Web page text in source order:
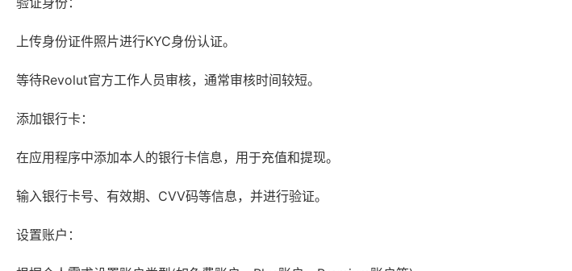
上传身份证件照片进行KYC身份认证。
等待Revolut官方工作人员审核，通常审核时间较短。
添加银行卡：
在应用程序中添加本人的银行卡信息，用于充值和提现。
输入银行卡号、有效期、CVV码等信息，并进行验证。
设置账户：